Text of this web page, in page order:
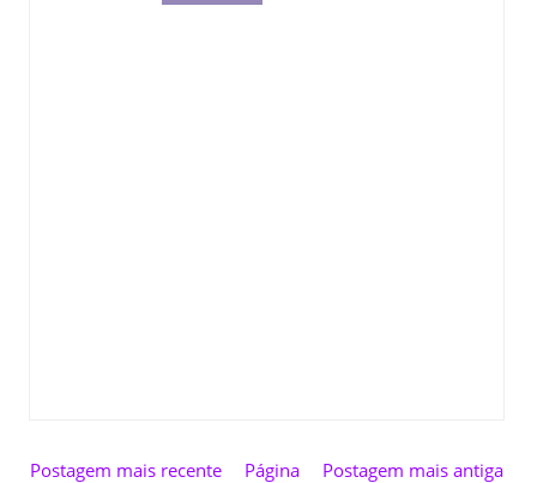
Postagem mais recente Postagem mais antiga
Página